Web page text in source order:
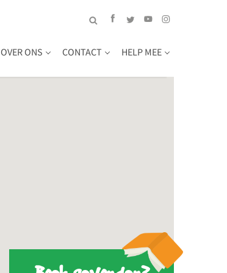
OVER ONS CONTACT HELP MEE